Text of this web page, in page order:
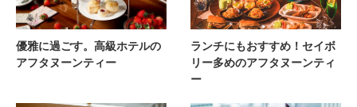
優雅に過ごす。高級ホテルの
アフタヌーンティー
ランチにもおすすめ！セイボ
リー多めのアフタヌーンティ
ー